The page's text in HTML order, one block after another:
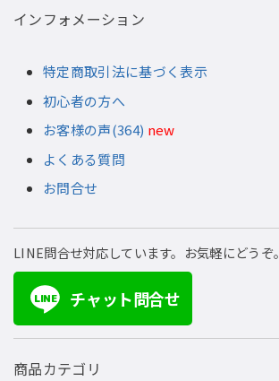
インフォメーション
特定商取引法に基づく表示
初心者の方へ
お客様の声(364) new
よくある質問
お問合せ
LINE問合せ対応しています。お気軽にどうぞ。
LINE チャット問合せ
商品カテゴリ